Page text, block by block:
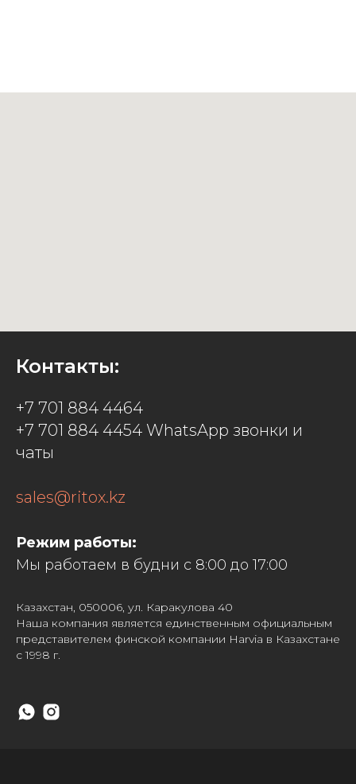
Контакты:
+7 701 884 4464
+7 701 884 4454 WhatsApp звонки и
чаты
sales@ritox.kz
Режим работы:
Мы работаем в будни с 8:00 до 17:00
Казахстан, 050006, ул. Каракулова 40
Наша компания является единственным официальным
представителем финской компании Harvia в Казахстане
с 1998 г.